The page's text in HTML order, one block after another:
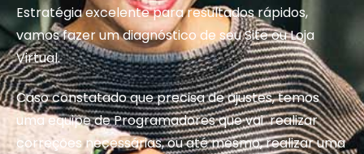
Estratégia excelente para resultados rápidos,
vamos fazer um diagnóstico de seu Site ou Loja
Virtual.
Caso constatado que precisa de ajustes, temos
uma equipe de Programadores que vai realizar
correções necessárias, ou até mesmo, realizar uma